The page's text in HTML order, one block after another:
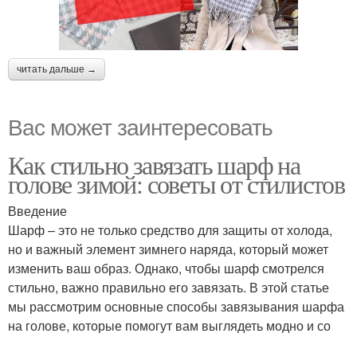
читать дальше →
Вас может заинтересовать
Как стильно завязать шарф на
голове зимой: советы от стилистов
Введение
Шарф – это не только средство для защиты от холода,
но и важный элемент зимнего наряда, который может
изменить ваш образ. Однако, чтобы шарф смотрелся
стильно, важно правильно его завязать. В этой статье
мы рассмотрим основные способы завязывания шарфа
на голове, которые помогут вам выглядеть модно и со